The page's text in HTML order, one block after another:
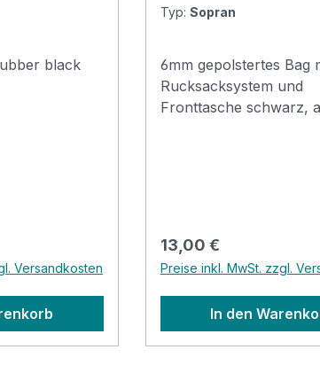
black
Versandkosten
Typ: Sopran
6mm gepolstertes Bag
Rucksacksystem und
Fronttasche schwarz,
*Foto zeigt die Größer
konzerttasche.
Regulärer Preis:
13,00 €
Preise inkl. MwSt. zzgl.
In den